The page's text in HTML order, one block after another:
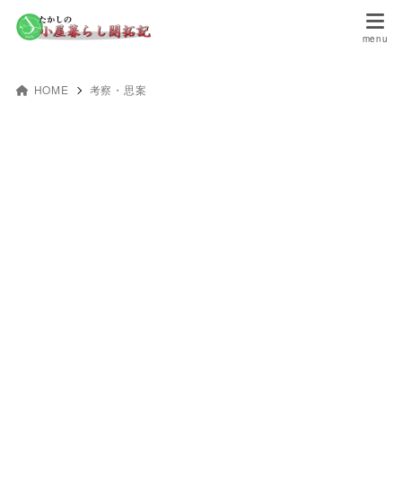
HOME 考察・思案